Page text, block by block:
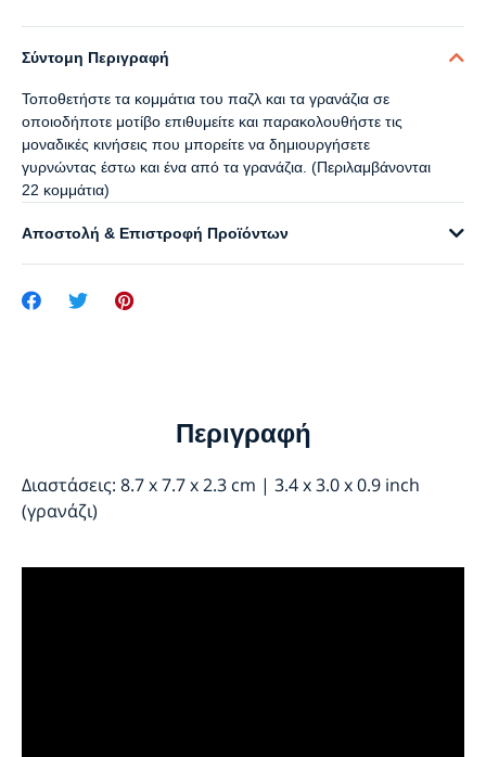
Σύντομη Περιγραφή
Τοποθετήστε τα κομμάτια του παζλ και τα γρανάζια σε
οποιοδήποτε μοτίβο επιθυμείτε και παρακολουθήστε τις
μοναδικές κινήσεις που μπορείτε να δημιουργήσετε
γυρνώντας έστω και ένα από τα γρανάζια. (Περιλαμβάνονται
22 κομμάτια)
Αποστολή & Επιστροφή Προϊόντων
Περιγραφή
Διαστάσεις: 8.7 x 7.7 x 2.3 cm | 3.4 x 3.0 x 0.9 inch
(γρανάζι)